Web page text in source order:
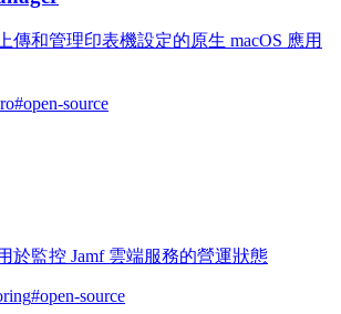
傳和管理印表機設定的原生 macOS 應用
#open-source
於監控 Jamf 雲端服務的營運狀態
#open-source